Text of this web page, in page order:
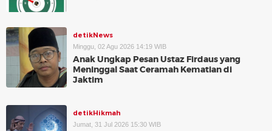
detikNews
Minggu, 02 Agu 2026 14:19 WIB
Anak Ungkap Pesan Ustaz Firdaus yang
Meninggal Saat Ceramah Kematian di
Jaktim
detikHikmah
Jumat, 31 Jul 2026 15:30 WIB